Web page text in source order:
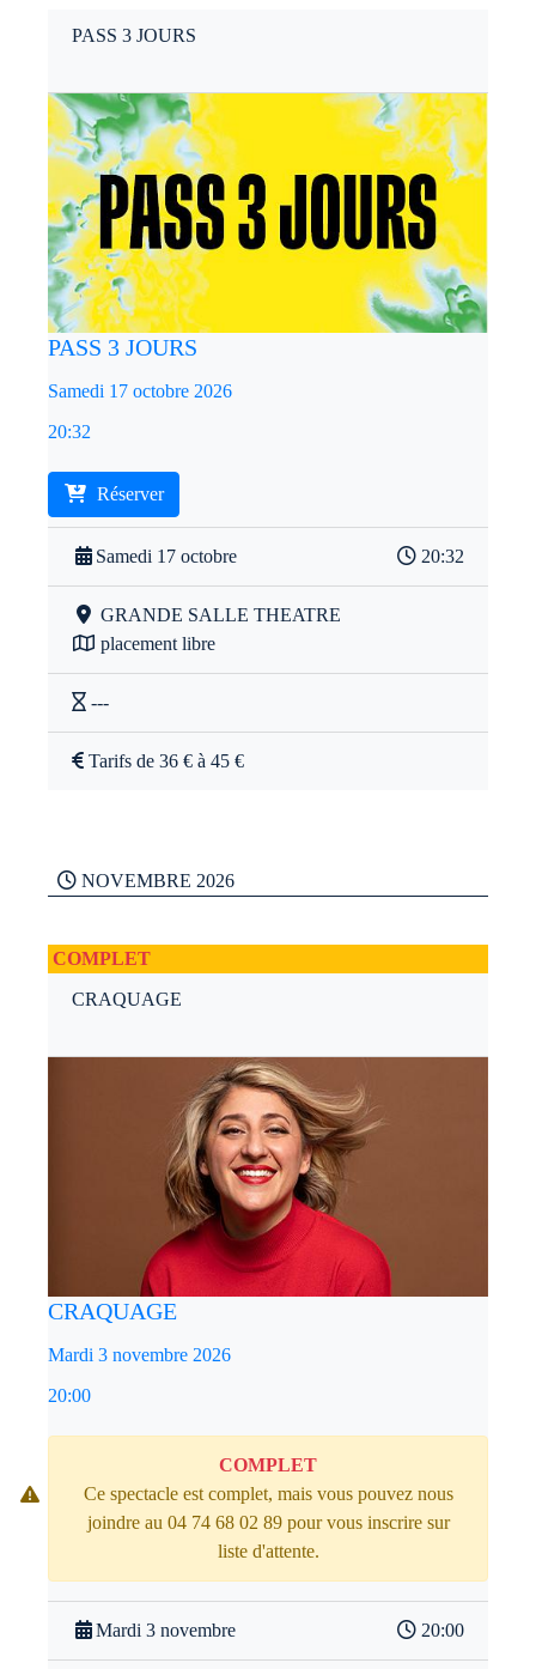
PASS 3 JOURS
PASS 3 JOURS
Samedi 17 octobre 2026
20:32
Réserver
Samedi 17 octobre 20:32
GRANDE SALLE THEATRE
placement libre
---
Tarifs de 36 € à 45 €
NOVEMBRE 2026
COMPLET
CRAQUAGE
CRAQUAGE
Mardi 3 novembre 2026
20:00
COMPLET
Ce spectacle est complet, mais vous pouvez nous
joindre au 04 74 68 02 89 pour vous inscrire sur
liste d'attente.
Mardi 3 novembre 20:00